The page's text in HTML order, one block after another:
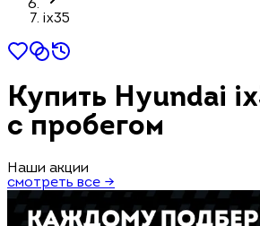
ix35
Купить Hyundai
с пробегом
Наши акции
смотреть все →